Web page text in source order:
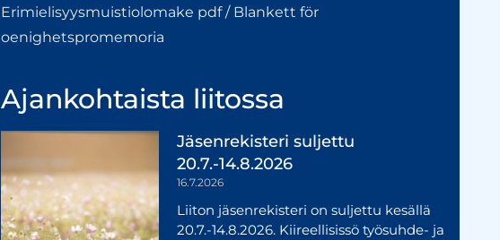
Erimielisyysmuistiolomake pdf / Blankett för
oenighetspromemoria
Ajankohtaista liitossa
Jäsenrekisteri suljettu
20.7.-14.8.2026
16.7.2026
Liiton jäsenrekisteri on suljettu kesällä
20.7.-14.8.2026. Kiireellisissö työsuhde- ja